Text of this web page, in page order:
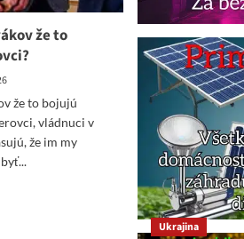
že to
že to bojujú
vládnuci v
že im my
Ukrajina